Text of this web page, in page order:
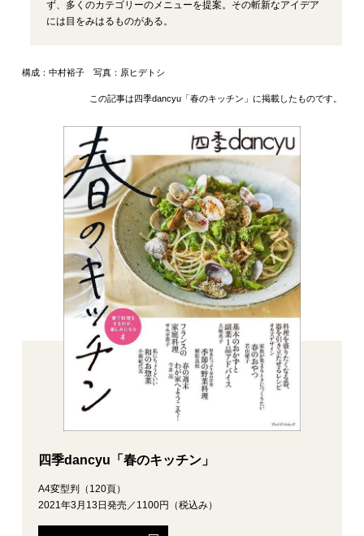
ず、多くのカテゴリーのメニューを提案。その斬新なアイデア
には目をみはるものがある。
構成：中村裕子 写真：原ヒデトシ
この記事は四季dancyu「春のキッチン」に掲載したものです。
四季dancyu「春のキッチン」
A4変型判（120頁）
2021年3月13日発売／1100円（税込み）